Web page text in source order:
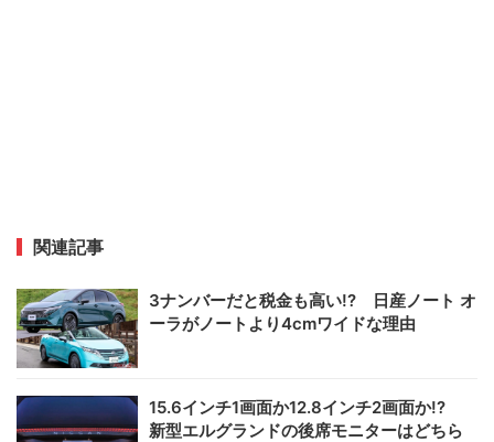
関連記事
3ナンバーだと税金も高い!? 日産ノート オ
ーラがノートより4cmワイドな理由
15.6インチ1画面か12.8インチ2画面か!?
新型エルグランドの後席モニターはどちら